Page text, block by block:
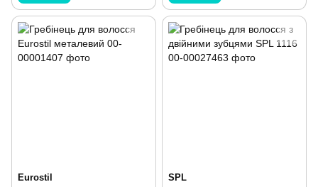
Eurostil SPL